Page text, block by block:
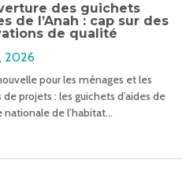
des guichets
de l’Anah : cap sur des
de qualité
2026
pour les ménages et les
projets : les guichets d’aides de
nationale de l’habitat...